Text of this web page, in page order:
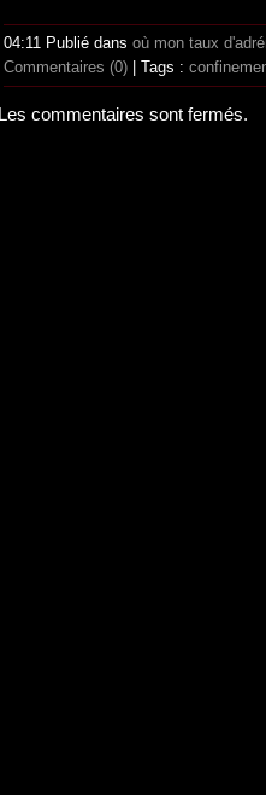
04:11 Publié dans où mon taux
Commentaires (0) | Tags :
Les commentaires sont fermés.